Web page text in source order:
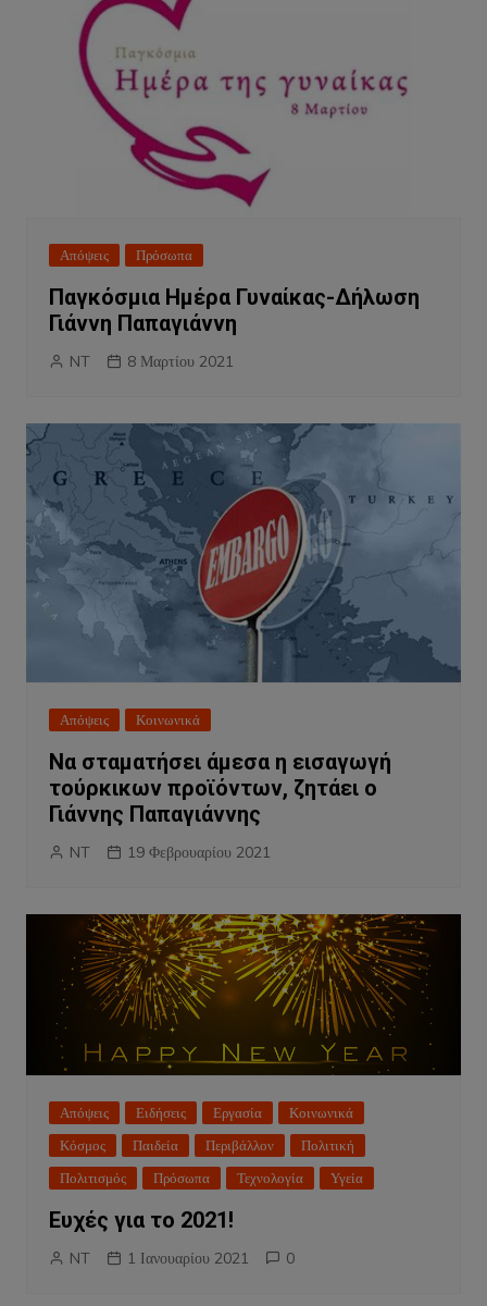
Απόψεις Πρόσωπα
Παγκόσμια Ημέρα Γυναίκας-Δήλωση
Γιάννη Παπαγιάννη
NT 8 Μαρτίου 2021
Απόψεις Κοινωνικά
Να σταματήσει άμεσα η εισαγωγή
τούρκικων προϊόντων, ζητάει ο
Γιάννης Παπαγιάννης
NT 19 Φεβρουαρίου 2021
Απόψεις Ειδήσεις Εργασία
Κοινωνικά
Κόσμος
Παιδεία Περιβάλλον
Πολιτική
Πολιτισμός
Πρόσωπα Τεχνολογία Υγεία
Ευχές για το 2021!
NT 1 Ιανουαρίου 2021 0